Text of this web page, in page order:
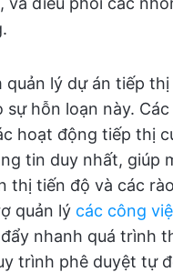
quản lý dự án tiếp
hỗn loạn này.
hoạt động tiếp thị
tin duy nhất, giúp
thị tiến độ và các
quản lý các công
nhanh quá trình
trình phê duyệt tự